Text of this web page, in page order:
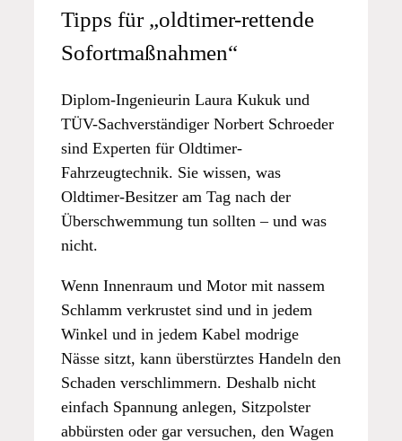
Tipps für „oldtimer-rettende
Sofortmaßnahmen“
Diplom-Ingenieurin Laura Kukuk und
TÜV-Sachverständiger Norbert Schroeder
sind Experten für Oldtimer-
Fahrzeugtechnik. Sie wissen, was
Oldtimer-Besitzer am Tag nach der
Überschwemmung tun sollten – und was
nicht.
Wenn Innenraum und Motor mit nassem
Schlamm verkrustet sind und in jedem
Winkel und in jedem Kabel modrige
Nässe sitzt, kann überstürztes Handeln den
Schaden verschlimmern. Deshalb nicht
einfach Spannung anlegen, Sitzpolster
abbürsten oder gar versuchen, den Wagen